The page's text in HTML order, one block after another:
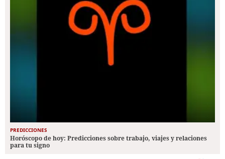
PREDICCIONES
Horóscopo de hoy: Predicciones sobre trabajo, viajes y relaciones
para tu signo